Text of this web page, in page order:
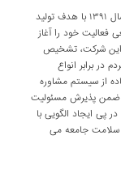
شرکت تحقیقاتی پارسی طب از سال ۱۳۹۱ با هدف تولید
فعالیت خود را آغاز
این شرکت، تشخیص
برابر انواع
از سیستم مشاوره
ضمن پذیرش مسئولیت
پی ایجاد الگویی با
سلامت جامعه می